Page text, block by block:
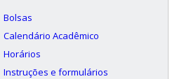
Bolsas
Calendário Acadêmico
Horários
Instruções e formulários